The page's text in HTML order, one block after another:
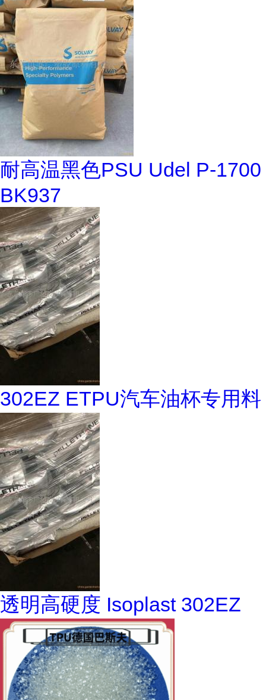
耐高温黑色PSU Udel P-1700
BK937
302EZ ETPU汽车油杯专用料
透明高硬度 Isoplast 302EZ